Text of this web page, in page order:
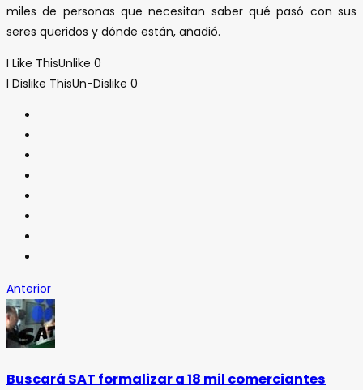
miles de personas que necesitan saber qué pasó con sus
seres queridos y dónde están, añadió.
I Like ThisUnlike 0
I Dislike ThisUn-Dislike 0
Anterior
Buscará SAT formalizar a 18 mil comerciantes